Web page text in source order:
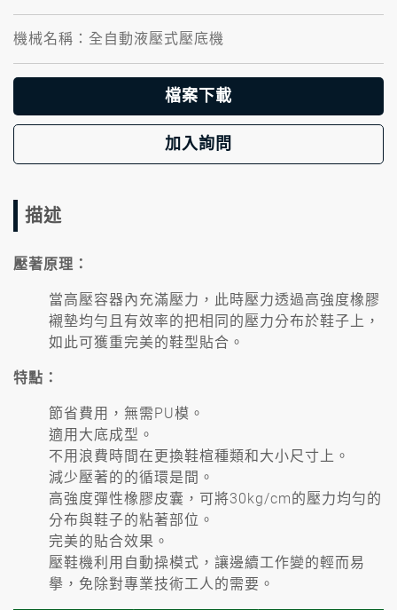
機械名稱：全自動液壓式壓底機
檔案下載
加入詢問
描述
壓著原理：
當高壓容器內充滿壓力，此時壓力透過高強度橡膠
襯墊均勻且有效率的把相同的壓力分布於鞋子上，
如此可獲重完美的鞋型貼合。
特點：
節省費用，無需PU模。
適用大底成型。
不用浪費時間在更換鞋楦種類和大小尺寸上。
減少壓著的的循環是間。
高強度彈性橡膠皮囊，可將30kg/cm的壓力均勻的
分布與鞋子的粘著部位。
完美的貼合效果。
壓鞋機利用自動操模式，讓邊續工作變的輕而易
擧，免除對專業技術工人的需要。